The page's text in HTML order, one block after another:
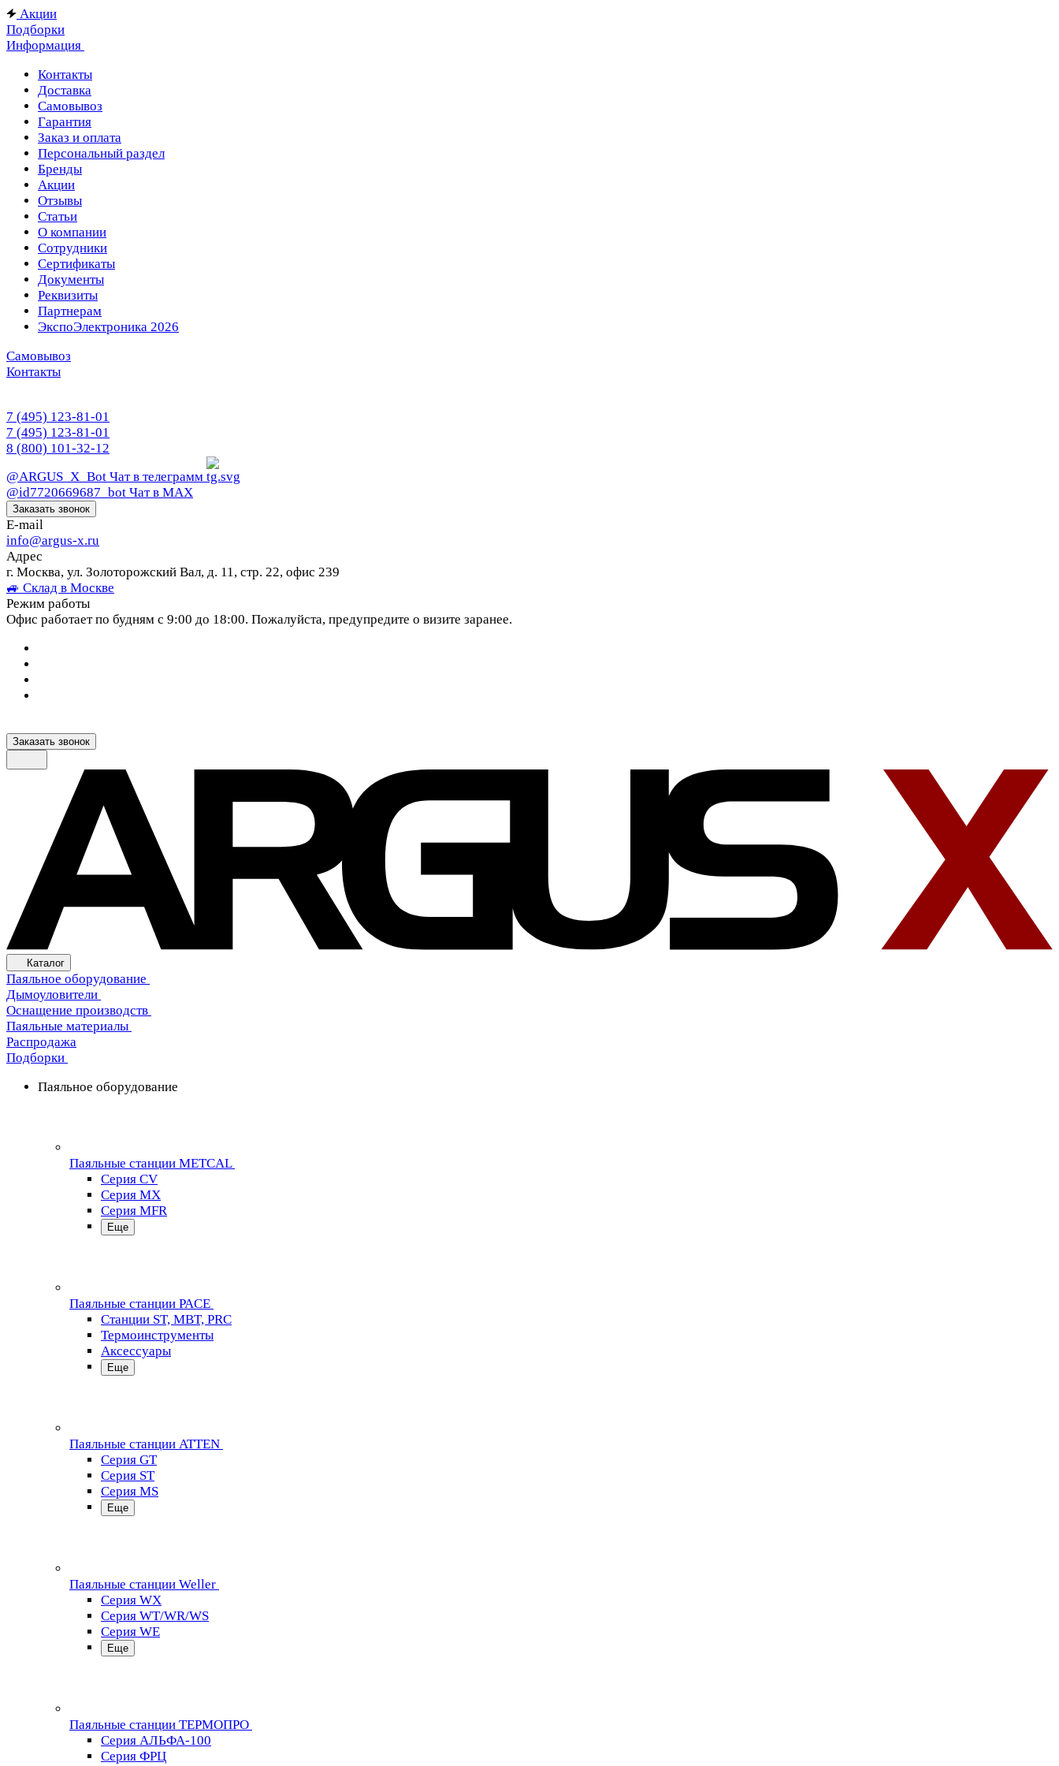
Акции
Подборки
Информация
Контакты
Доставка
Самовывоз
Гарантия
Заказ и оплата
Персональный раздел
Бренды
Акции
Отзывы
Статьи
О компании
Сотрудники
Сертификаты
Документы
Реквизиты
Партнерам
ЭкспоЭлектроника 2026
Самовывоз
Контакты
7 (495) 123-81-01
7 (495) 123-81-01
8 (800) 101-32-12
@ARGUS_X_Bot Чат в телеграмм
@id7720669687_bot Чат в МАХ
Заказать звонок
E-mail
info@argus-x.ru
Адрес
г. Москва, ул. Золоторожский Вал, д. 11, стр. 22, офис 239
🚙 Склад в Москве
Режим работы
Офис работает по будням с 9:00 до 18:00. Пожалуйста, предупредите о визите заранее.
Заказать звонок
Каталог
Паяльное оборудование
Дымоуловители
Оснащение производств
Паяльные материалы
Распродажа
Подборки
Паяльное оборудование
Паяльные станции METCAL
Серия CV
Серия MX
Серия MFR
Еще
Паяльные станции PACE
Станции ST, MBT, PRC
Термоинструменты
Аксессуары
Еще
Паяльные станции ATTEN
Серия GT
Серия ST
Серия MS
Еще
Паяльные станции Weller
Серия WX
Серия WT/WR/WS
Серия WE
Еще
Паяльные станции ТЕРМОПРО
Серия АЛЬФА-100
Серия ФРЦ